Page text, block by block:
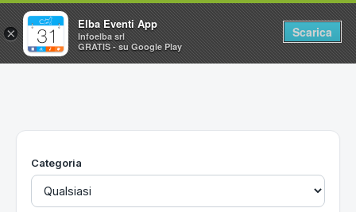
Home
Utilità
Categoria
×
Elba Eventi App
Infoelba srl
GRATIS - su Google Play
Scarica